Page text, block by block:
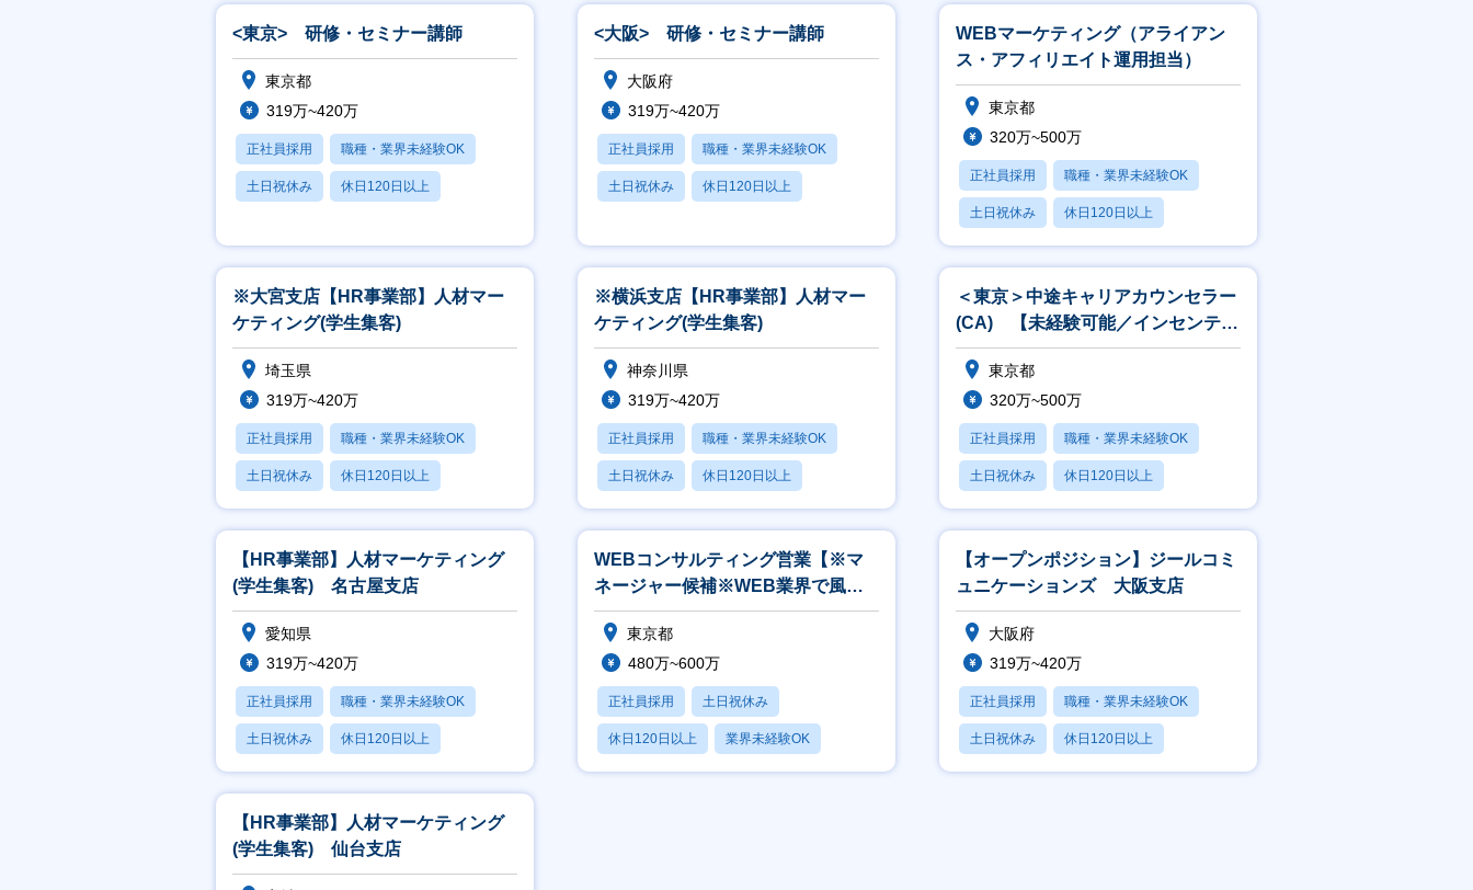
<東京> 研修・セミナー講師
東京都
319万~420万
正社員採用 職種・業界未経験OK
土日祝休み 休日120日以上
<大阪> 研修・セミナー講師
大阪府
319万~420万
正社員採用 職種・業界未経験OK
土日祝休み 休日120日以上
WEBマーケティング（アライアン
ス・アフィリエイト運用担当）
東京都
320万~500万
正社員採用 職種・業界未経験OK
土日祝休み 休日120日以上
産休・育休あり
※大宮支店【HR事業部】人材マー
ケティング(学生集客)
埼玉県
319万~420万
正社員採用 職種・業界未経験OK
土日祝休み 休日120日以上
産休・育休あり
※横浜支店【HR事業部】人材マー
ケティング(学生集客)
神奈川県
319万~420万
正社員採用 職種・業界未経験OK
土日祝休み 休日120日以上
産休・育休あり
＜東京＞中途キャリアカウンセラー
(CA) 【未経験可能／インセンティ
ブ充実／早期キャリアアップ】
東京都
320万~500万
正社員採用 職種・業界未経験OK
土日祝休み 休日120日以上
産休・育休あり
【HR事業部】人材マーケティング
(学生集客) 名古屋支店
愛知県
319万~420万
正社員採用 職種・業界未経験OK
土日祝休み 休日120日以上
産休・育休あり
WEBコンサルティング営業【※マ
ネージャー候補※WEB業界で風評
被害のリスク対策を行います！】
東京都
480万~600万
正社員採用 土日祝休み
休日120日以上 業界未経験OK
産休・育休あり
【オープンポジション】ジールコミ
ュニケーションズ 大阪支店
大阪府
319万~420万
正社員採用 職種・業界未経験OK
土日祝休み 休日120日以上
産休・育休あり
【HR事業部】人材マーケティング
(学生集客) 仙台支店